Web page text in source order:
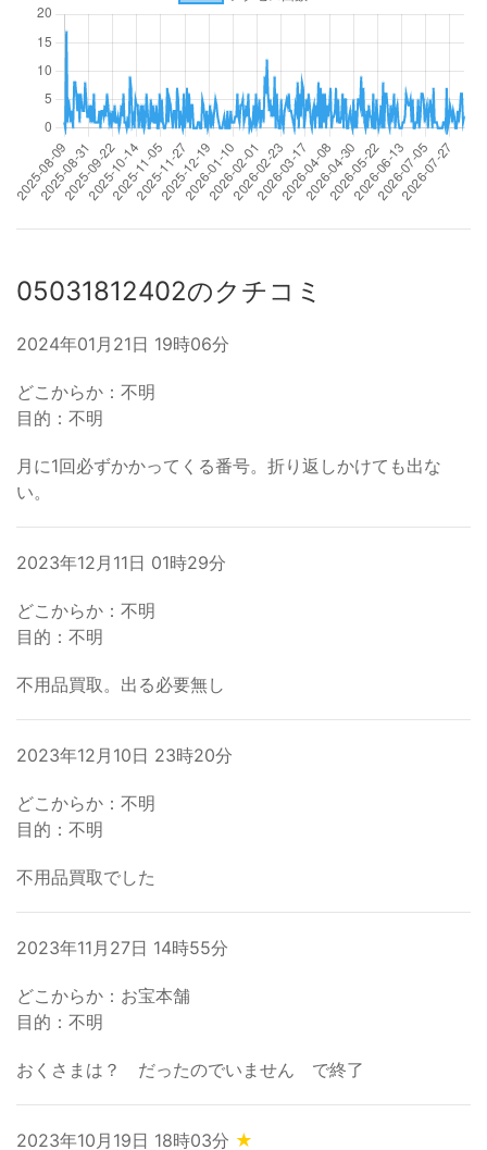
05031812402のクチコミ
2024年01月21日 19時06分
どこからか：不明
目的：不明
月に1回必ずかかってくる番号。折り返しかけても出な
い。
2023年12月11日 01時29分
どこからか：不明
目的：不明
不用品買取。出る必要無し
2023年12月10日 23時20分
どこからか：不明
目的：不明
不用品買取でした
2023年11月27日 14時55分
どこからか：お宝本舗
目的：不明
おくさまは？ だったのでいません で終了
2023年10月19日 18時03分 ★